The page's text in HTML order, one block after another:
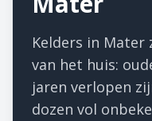
Kelders in Mater
van het huis:
jaren verlopen
dozen vol